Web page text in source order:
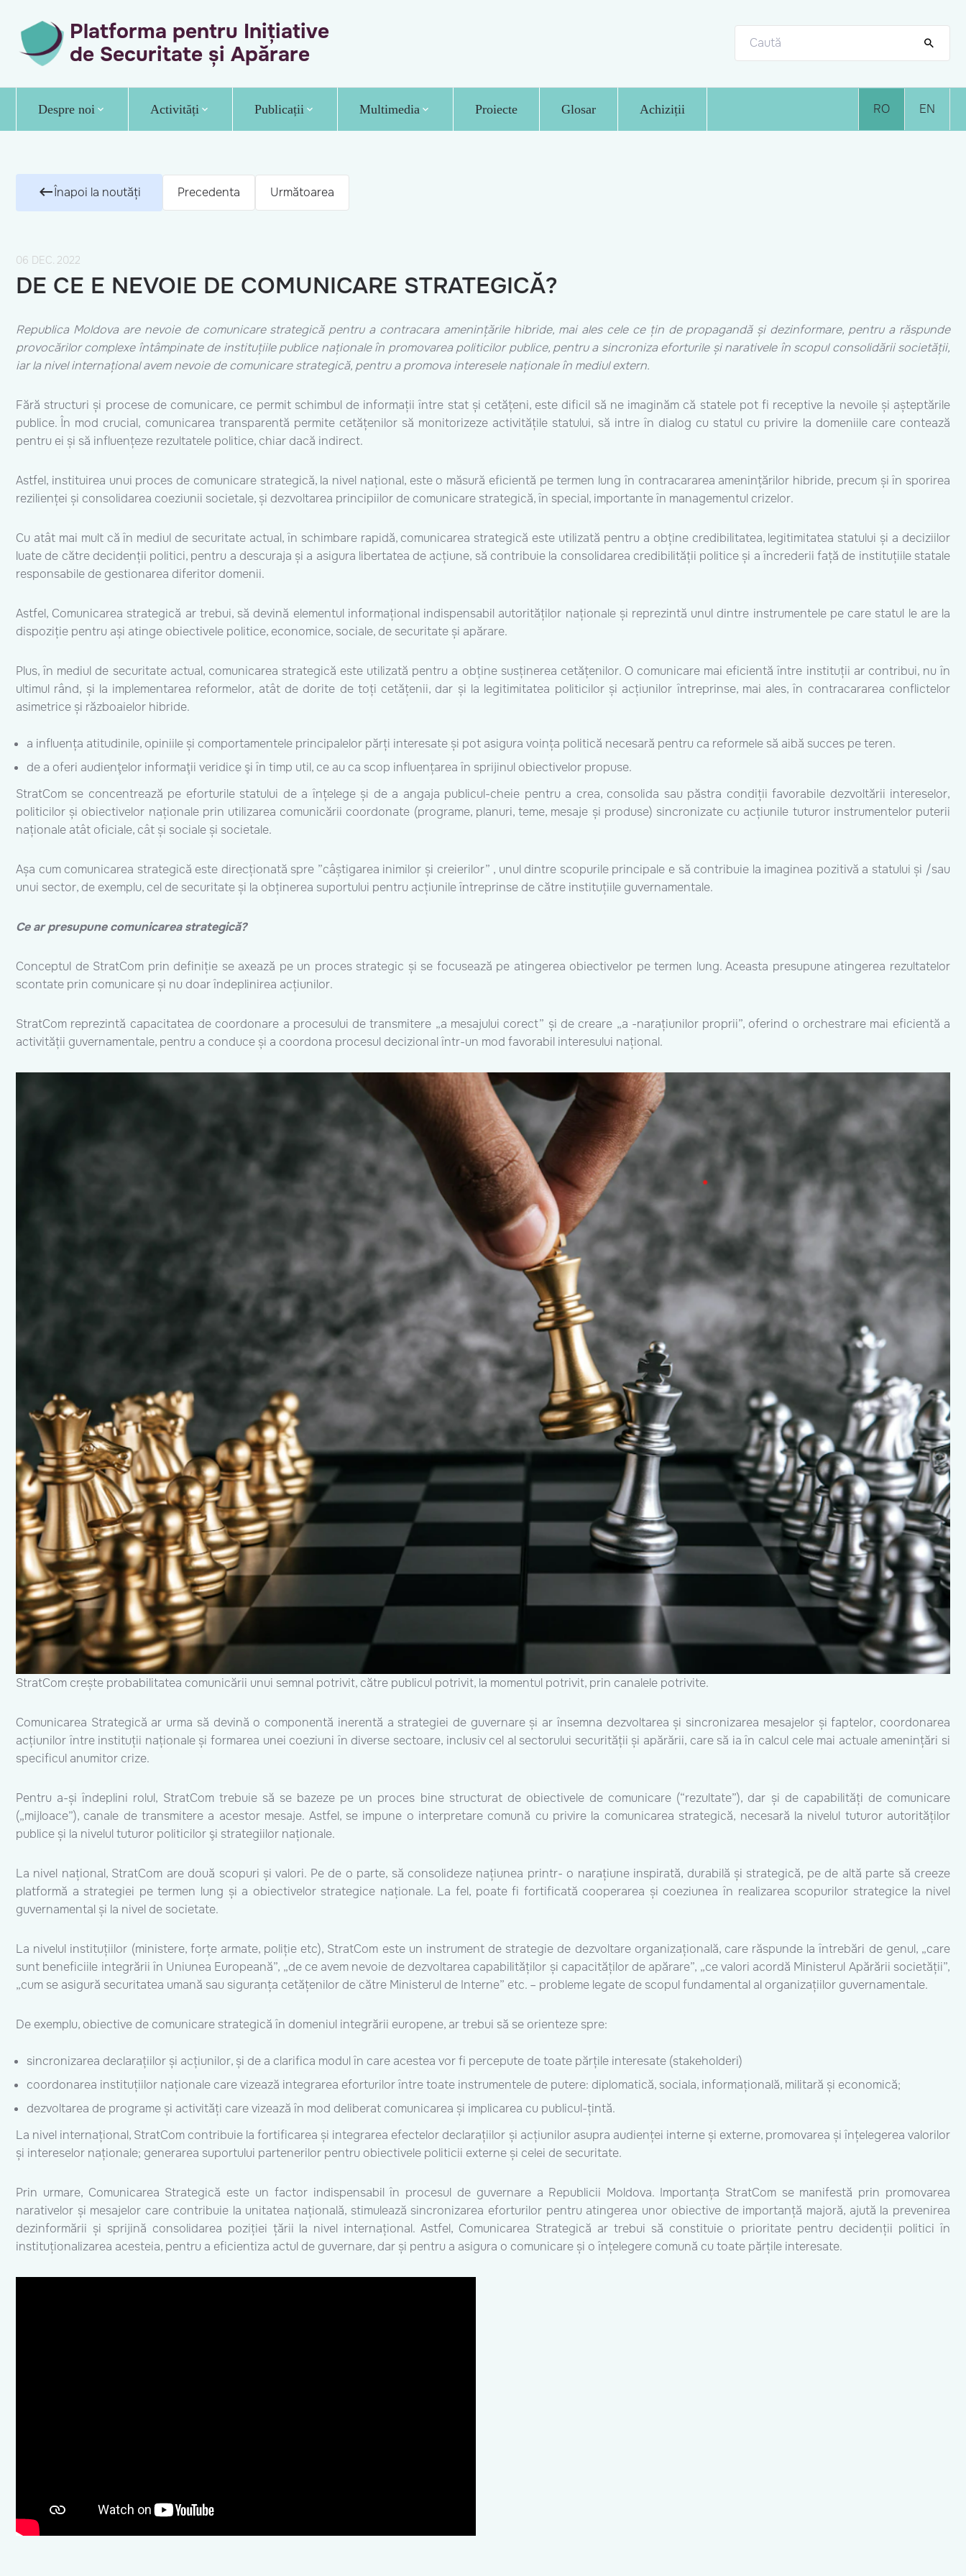
Platforma pentru Inițiative
de Securitate și Apărare
Despre noi Activități Publicații Multimedia Proiecte Glosar Achiziții RO EN
Înapoi la noutăți Precedenta Următoarea
06 DEC. 2022
DE CE E NEVOIE DE COMUNICARE STRATEGICĂ?
Republica Moldova are nevoie de comunicare strategică pentru a contracara amenințările hibride, mai ales cele ce țin de propagandă și dezinformare, pentru a răspunde
provocărilor complexe întâmpinate de instituțiile publice naționale în promovarea politicilor publice, pentru a sincroniza eforturile și narativele în scopul consolidării societății,
iar la nivel internațional avem nevoie de comunicare strategică, pentru a promova interesele naționale în mediul extern.
Fără structuri și procese de comunicare, ce permit schimbul de informații între stat și cetățeni, este dificil să ne imaginăm că statele pot fi receptive la nevoile și așteptările
publice. În mod crucial, comunicarea transparentă permite cetățenilor să monitorizeze activitățile statului, să intre în dialog cu statul cu privire la domeniile care contează
pentru ei și să influențeze rezultatele politice, chiar dacă indirect.
Astfel, instituirea unui proces de comunicare strategică, la nivel național, este o măsură eficientă pe termen lung în contracararea amenințărilor hibride, precum și în sporirea
rezilienței și consolidarea coeziunii societale, și dezvoltarea principiilor de comunicare strategică, în special, importante în managementul crizelor.
Cu atât mai mult că în mediul de securitate actual, în schimbare rapidă, comunicarea strategică este utilizată pentru a obține credibilitatea, legitimitatea statului și a deciziilor
luate de către decidenții politici, pentru a descuraja și a asigura libertatea de acțiune, să contribuie la consolidarea credibilității politice și a încrederii față de instituțiile statale
responsabile de gestionarea diferitor domenii.
Astfel, Comunicarea strategică ar trebui, să devină elementul informațional indispensabil autorităților naționale și reprezintă unul dintre instrumentele pe care statul le are la
dispoziție pentru ași atinge obiectivele politice, economice, sociale, de securitate și apărare.
Plus, în mediul de securitate actual, comunicarea strategică este utilizată pentru a obține susținerea cetățenilor. O comunicare mai eficientă între instituții ar contribui, nu în
ultimul rând, și la implementarea reformelor, atât de dorite de toți cetățenii, dar și la legitimitatea politicilor și acțiunilor întreprinse, mai ales, în contracararea conflictelor
asimetrice și războaielor hibride.
a influența atitudinile, opiniile și comportamentele principalelor părți interesate și pot asigura voința politică necesară pentru ca reformele să aibă succes pe teren.
de a oferi audienţelor informaţii veridice şi în timp util, ce au ca scop influențarea în sprijinul obiectivelor propuse.
StratCom se concentrează pe eforturile statului de a înțelege și de a angaja publicul-cheie pentru a crea, consolida sau păstra condiții favorabile dezvoltării intereselor,
politicilor și obiectivelor naționale prin utilizarea comunicării coordonate (programe, planuri, teme, mesaje și produse) sincronizate cu acțiunile tuturor instrumentelor puterii
naționale atât oficiale, cât și sociale și societale.
Așa cum comunicarea strategică este direcționată spre ”câștigarea inimilor și creierilor” , unul dintre scopurile principale e să contribuie la imaginea pozitivă a statului și /sau
unui sector, de exemplu, cel de securitate și la obținerea suportului pentru acțiunile întreprinse de către instituțiile guvernamentale.
Ce ar presupune comunicarea strategică?
Conceptul de StratCom prin definiție se axează pe un proces strategic și se focusează pe atingerea obiectivelor pe termen lung. Aceasta presupune atingerea rezultatelor
scontate prin comunicare și nu doar îndeplinirea acțiunilor.
StratCom reprezintă capacitatea de coordonare a procesului de transmitere „a mesajului corect” și de creare „a -narațiunilor proprii”, oferind o orchestrare mai eficientă a
activității guvernamentale, pentru a conduce și a coordona procesul decizional într-un mod favorabil interesului național.
StratCom crește probabilitatea comunicării unui semnal potrivit, către publicul potrivit, la momentul potrivit, prin canalele potrivite.
Comunicarea Strategică ar urma să devină o componentă inerentă a strategiei de guvernare și ar însemna dezvoltarea și sincronizarea mesajelor și faptelor, coordonarea
acțiunilor între instituții naționale și formarea unei coeziuni în diverse sectoare, inclusiv cel al sectorului securității și apărării, care să ia în calcul cele mai actuale amenințări si
specificul anumitor crize.
Pentru a-și îndeplini rolul, StratCom trebuie să se bazeze pe un proces bine structurat de obiectivele de comunicare (“rezultate”), dar și de capabilități de comunicare
(„mijloace”), canale de transmitere a acestor mesaje. Astfel, se impune o interpretare comună cu privire la comunicarea strategică, necesară la nivelul tuturor autorităților
publice și la nivelul tuturor politicilor şi strategiilor naționale.
La nivel național, StratCom are două scopuri și valori. Pe de o parte, să consolideze națiunea printr- o narațiune inspirată, durabilă și strategică, pe de altă parte să creeze
platformă a strategiei pe termen lung și a obiectivelor strategice naționale. La fel, poate fi fortificată cooperarea și coeziunea în realizarea scopurilor strategice la nivel
guvernamental și la nivel de societate.
La nivelul instituțiilor (ministere, forțe armate, poliție etc), StratCom este un instrument de strategie de dezvoltare organizațională, care răspunde la întrebări de genul, „care
sunt beneficiile integrării în Uniunea Europeană”, „de ce avem nevoie de dezvoltarea capabilităților și capacităților de apărare”, „ce valori acordă Ministerul Apărării societății”,
„cum se asigură securitatea umană sau siguranța cetățenilor de către Ministerul de Interne” etc. – probleme legate de scopul fundamental al organizațiilor guvernamentale.
De exemplu, obiective de comunicare strategică în domeniul integrării europene, ar trebui să se orienteze spre:
sincronizarea declarațiilor și acțiunilor, și de a clarifica modul în care acestea vor fi percepute de toate părțile interesate (stakeholderi)
coordonarea instituțiilor naționale care vizează integrarea eforturilor între toate instrumentele de putere: diplomatică, sociala, informațională, militară și economică;
dezvoltarea de programe și activități care vizează în mod deliberat comunicarea și implicarea cu publicul-țintă.
La nivel internațional, StratCom contribuie la fortificarea și integrarea efectelor declarațiilor și acțiunilor asupra audienței interne și externe, promovarea și înțelegerea valorilor
și intereselor naționale; generarea suportului partenerilor pentru obiectivele politicii externe și celei de securitate.
Prin urmare, Comunicarea Strategică este un factor indispensabil în procesul de guvernare a Republicii Moldova. Importanța StratCom se manifestă prin promovarea
narativelor și mesajelor care contribuie la unitatea națională, stimulează sincronizarea eforturilor pentru atingerea unor obiective de importanță majoră, ajută la prevenirea
dezinformării și sprijină consolidarea poziției țării la nivel internațional. Astfel, Comunicarea Strategică ar trebui să constituie o prioritate pentru decidenții politici în
instituționalizarea acesteia, pentru a eficientiza actul de guvernare, dar și pentru a asigura o comunicare și o înțelegere comună cu toate părțile interesate.